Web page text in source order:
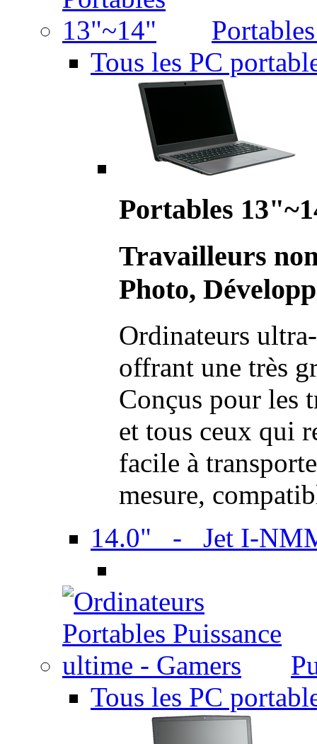
Tous les PC
Portables
Travailleurs
Photo,
Ordinateurs
offrant une très
Conçus pour les
et tous ceux qui
facile à
mesure,
14.0" - Jet I-
Tous les PC